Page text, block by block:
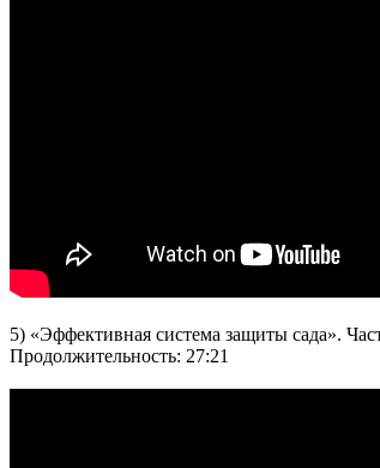
5) «Эффективная система защиты сада».
Продолжительность: 27:21